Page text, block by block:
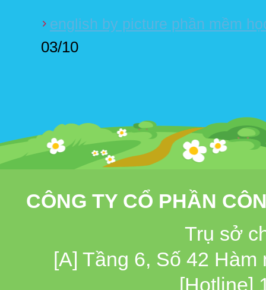
english by picture phần mềm
03/10
CÔNG TY CỔ PHẦN
Trụ sở
[A] Tầng 6, Số 42
[Hotline]